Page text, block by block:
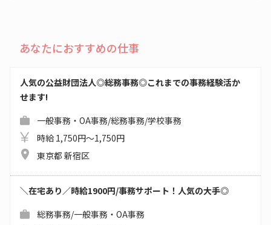
あなたにおすすめの仕事
人気の公益財団法人◎総務事務◎これまでの事務経験活か
せます!
一般事務・OA事務/総務事務/学校事務
時給 1,750円～1,750円
東京都 新宿区
＼在宅あり／時給1900円/事務サポート！人気の大手◎
総務事務/一般事務・OA事務